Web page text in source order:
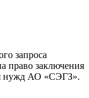
запроса
право заключения
нужд АО «СЭГЗ».